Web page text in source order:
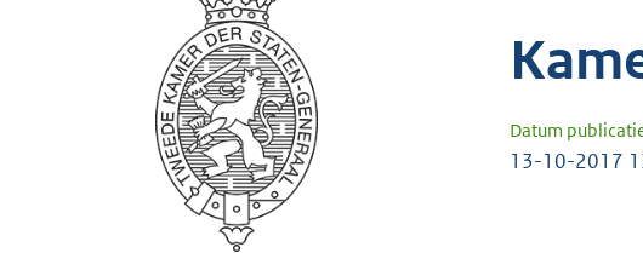
Datum
13-10-2017